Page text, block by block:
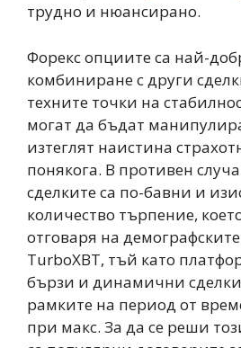
трудно и нюансирано.
Форекс опциите са най-
комбиниране с други
техните точки на
могат да бъдат
изтеглят наистина
понякога. В противен
сделките са по-бавни и
количество търпение,
отговаря на
TurboXBT, тъй като
бързи и динамични
рамките на период от
при макс. За да се реши